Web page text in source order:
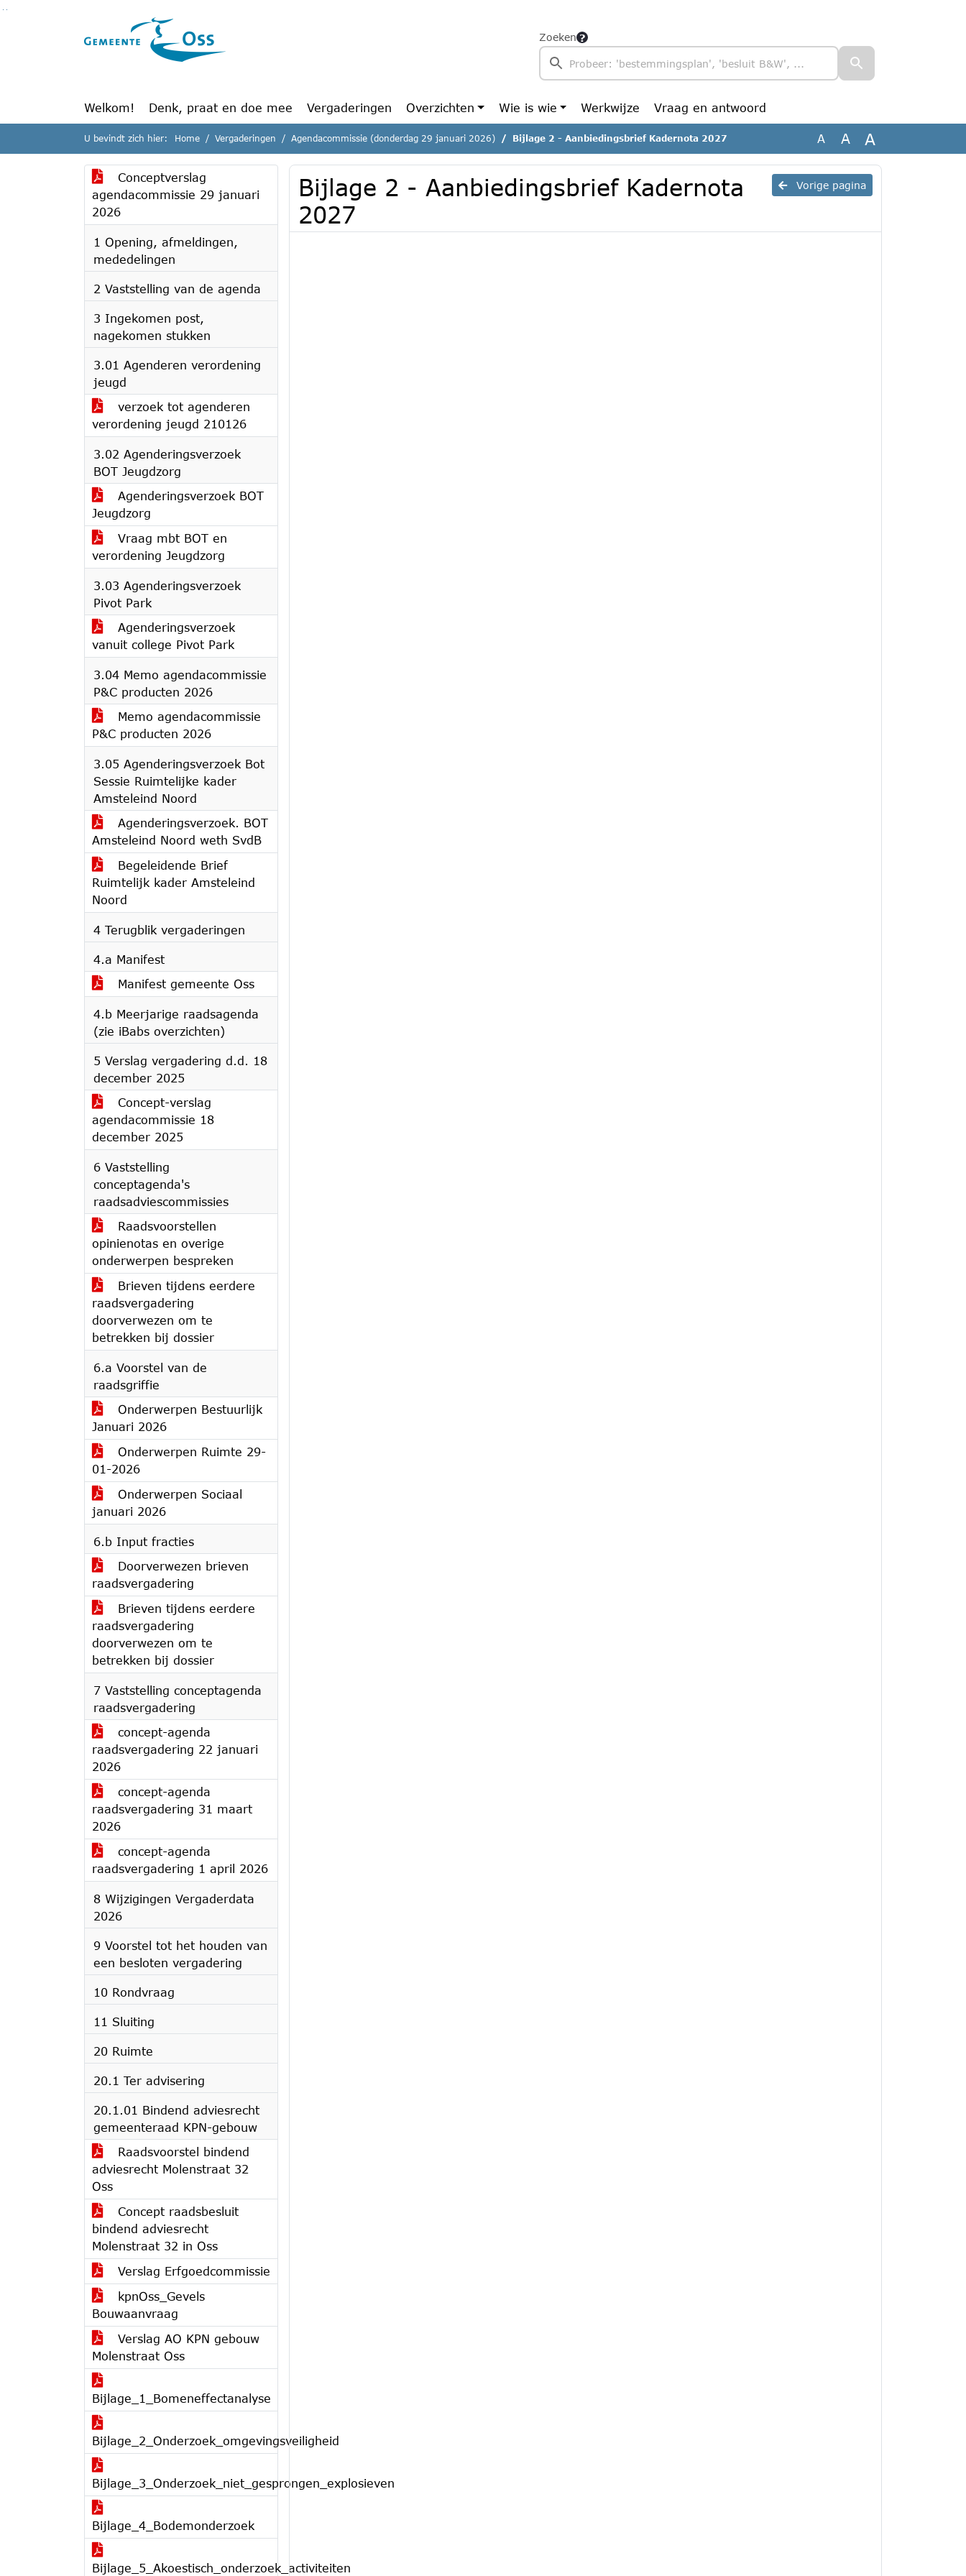
Ga naar de inhoud van deze pagina
Zoeken
Welkom! Denk, praat en doe mee Vergaderingen Overzichten Wie is wie Werkwijze Vraag en antwoord
U bevindt zich hier: Home Vergaderingen Agendacommissie (donderdag 29 januari 2026) Bijlage 2 - Aanbiedingsbrief Kadernota 2027 A A A
Conceptverslag
agendacommissie 29 januari
2026
1 Opening, afmeldingen,
mededelingen
2 Vaststelling van de agenda
3 Ingekomen post,
nagekomen stukken
3.01 Agenderen verordening
jeugd
verzoek tot agenderen
verordening jeugd 210126
3.02 Agenderingsverzoek
BOT Jeugdzorg
Agenderingsverzoek BOT
Jeugdzorg
Vraag mbt BOT en
verordening Jeugdzorg
3.03 Agenderingsverzoek
Pivot Park
Agenderingsverzoek
vanuit college Pivot Park
3.04 Memo agendacommissie
P&C producten 2026
Memo agendacommissie
P&C producten 2026
3.05 Agenderingsverzoek Bot
Sessie Ruimtelijke kader
Amsteleind Noord
Agenderingsverzoek. BOT
Amsteleind Noord weth SvdB
Begeleidende Brief
Ruimtelijk kader Amsteleind
Noord
4 Terugblik vergaderingen
4.a Manifest
Manifest gemeente Oss
4.b Meerjarige raadsagenda
(zie iBabs overzichten)
5 Verslag vergadering d.d. 18
december 2025
Concept-verslag
agendacommissie 18
december 2025
6 Vaststelling
conceptagenda's
raadsadviescommissies
Raadsvoorstellen
opinienotas en overige
onderwerpen bespreken
Brieven tijdens eerdere
raadsvergadering
doorverwezen om te
betrekken bij dossier
6.a Voorstel van de
raadsgriffie
Onderwerpen Bestuurlijk
Januari 2026
Onderwerpen Ruimte 29-
01-2026
Onderwerpen Sociaal
januari 2026
6.b Input fracties
Doorverwezen brieven
raadsvergadering
Brieven tijdens eerdere
raadsvergadering
doorverwezen om te
betrekken bij dossier
7 Vaststelling conceptagenda
raadsvergadering
concept-agenda
raadsvergadering 22 januari
2026
concept-agenda
raadsvergadering 31 maart
2026
concept-agenda
raadsvergadering 1 april 2026
8 Wijzigingen Vergaderdata
2026
9 Voorstel tot het houden van
een besloten vergadering
10 Rondvraag
11 Sluiting
20 Ruimte
20.1 Ter advisering
20.1.01 Bindend adviesrecht
gemeenteraad KPN-gebouw
Raadsvoorstel bindend
adviesrecht Molenstraat 32
Oss
Concept raadsbesluit
bindend adviesrecht
Molenstraat 32 in Oss
Verslag Erfgoedcommissie
kpnOss_Gevels
Bouwaanvraag
Verslag AO KPN gebouw
Molenstraat Oss
Bijlage_1_Bomeneffectanalyse
Bijlage_2_Onderzoek_omgevingsveiligheid
Bijlage_3_Onderzoek_niet_gesprongen_explosieven
Bijlage_4_Bodemonderzoek
Bijlage_5_Akoestisch_onderzoek_activiteiten
Vorige pagina
Bijlage 2 - Aanbiedingsbrief Kadernota
2027